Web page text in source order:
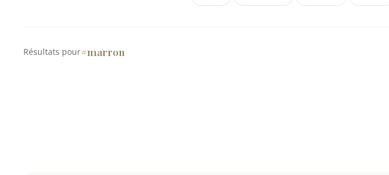
Résultats pour#marron